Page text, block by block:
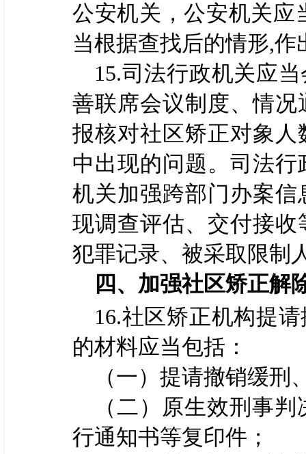
公安机关，公安机关应
当根据查找后的情形,作
15.司法行政机关应
善联席会议制度、情
报核对社区矫正对象
中出现的问题。司法
机关加强跨部门办案
现调查评估、交付接
犯罪记录、被采取限制
四、加强社区矫正解
16.社区矫正机构提
的材料应当包括：
（一）提请撤销缓
（二）原生效刑事
行通知书等复印件；